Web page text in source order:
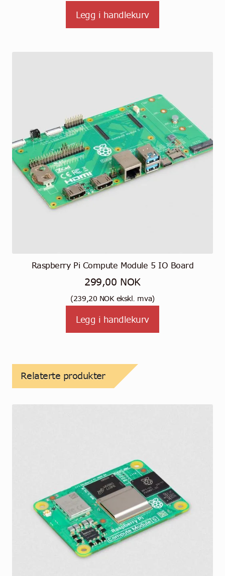
Legg i handlekurv
Raspberry Pi Compute Module 5 IO Board
299,00 NOK
(239,20 NOKekskl. mva)
Legg i handlekurv
Relaterte produkter